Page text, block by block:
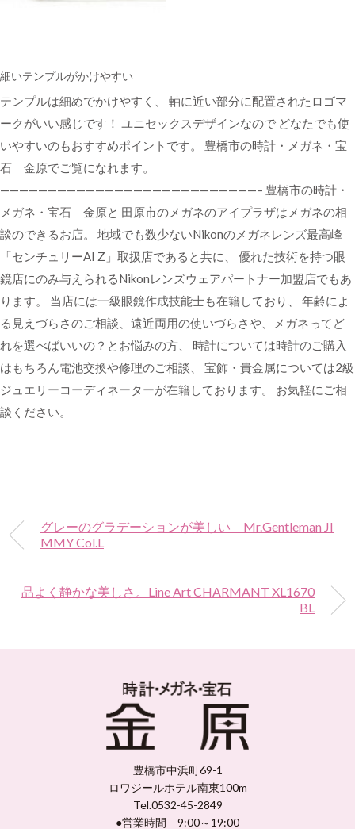
細いテンプルがかけやすい
テンプルは細めでかけやすく、 軸に近い部分に配置されたロゴマ
ークがいい感じです！ ユニセックスデザインなので どなたでも使
いやすいのもおすすめポイントです。 豊橋市の時計・メガネ・宝
石 金原でご覧になれます。
———————————————————————————– 豊橋市の時計・
メガネ・宝石 金原と 田原市のメガネのアイプラザはメガネの相
談のできるお店。 地域でも数少ないNikonのメガネレンズ最高峰
「センチュリーAI Z」取扱店であると共に、 優れた技術を持つ眼
鏡店にのみ与えられるNikonレンズウェアパートナー加盟店でもあ
ります。 当店には一級眼鏡作成技能士も在籍しており、 年齢によ
る見えづらさのご相談、遠近両用の使いづらさや、メガネってど
れを選べばいいの？とお悩みの方、 時計については時計のご購入
はもちろん電池交換や修理のご相談、 宝飾・貴金属については2級
ジュエリーコーディネーターが在籍しております。 お気軽にご相
談ください。
グレーのグラデーションが美しい Mr.Gentleman JI
MMY Col.L
品よく静かな美しさ。Line Art CHARMANT XL1670
BL
豊橋市中浜町69-1
ロワジールホテル南東100m
Tel.0532-45-2849
●営業時間 9:00～19:00